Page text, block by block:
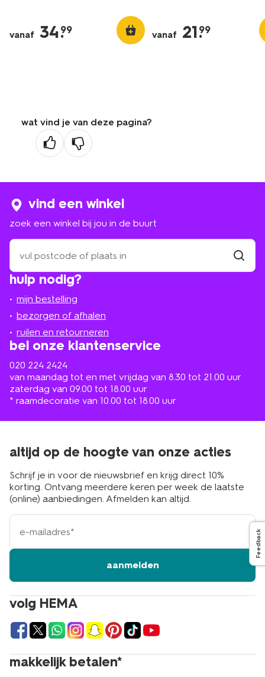
vanaf 34.
99 vanaf 21.
99
wat vind je van deze pagina?
hulp nodig?
mijn bestelling
bezorgen of afhalen
ruilen en retourneren
bel onze klantenservice
020 224 2424
van maandag tot en met vrijdag van 8.30 tot 21.00 uur
zaterdag van 09.00 tot 18.00 uur
* raamdecoratie van 10.00 tot 18.00 uur
vind een winkel
zoek een winkel bij jou in de buurt
zoek
een
winkel
bij
in
de
buurt
volg HEMA
makkelijk betalen*
altijd op de hoogte van onze acties
Schrijf je in voor de nieuwsbrief en krijg direct 10%
korting. Ontvang meerdere keren per week de laatste
(online) aanbiedingen. Afmelden kan altijd.
e-
mailadres
aanmelden
Feedback